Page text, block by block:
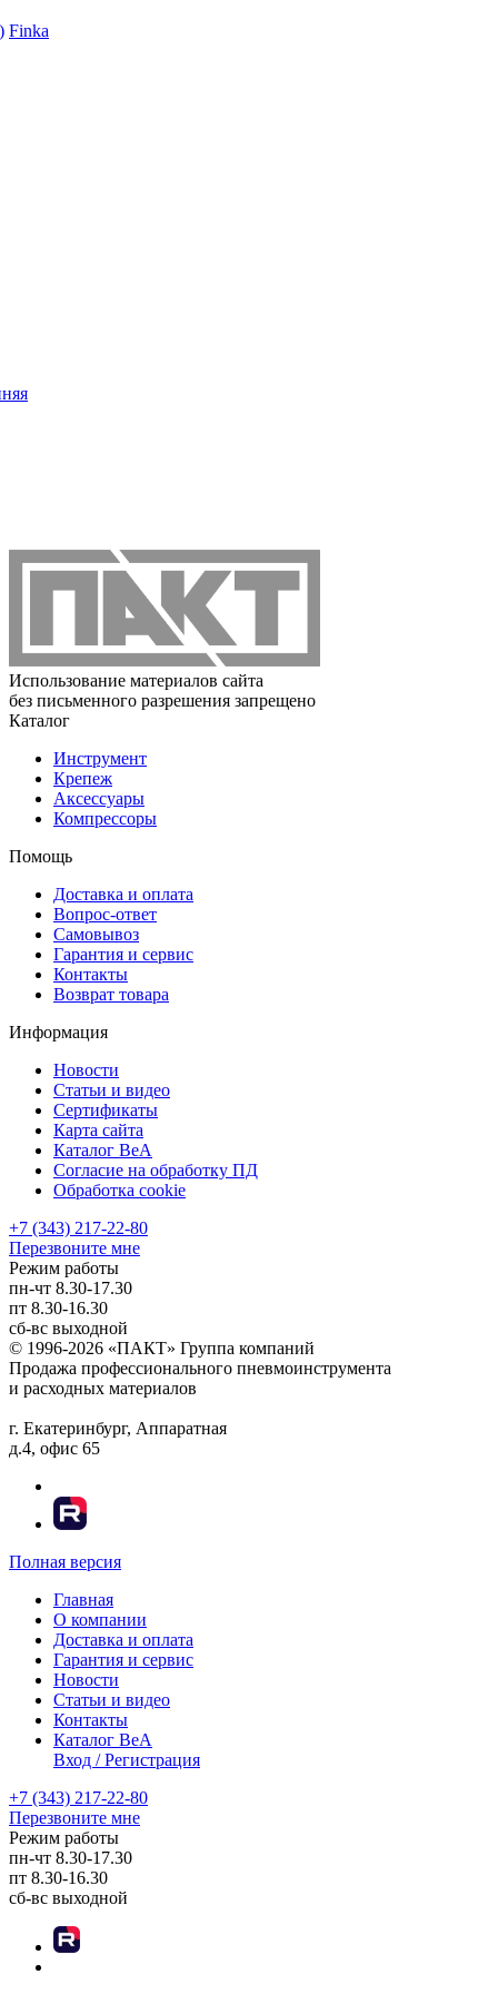
Finka
Использование материалов сайта
без письменного разрешения запрещено
Каталог
Инструмент
Крепеж
Аксессуары
Компрессоры
Помощь
Доставка и оплата
Вопрос-ответ
Самовывоз
Гарантия и сервис
Контакты
Возврат товара
Информация
Новости
Статьи и видео
Сертификаты
Карта сайта
Каталог BeA
Согласие на обработку ПД
Обработка cookie
+7 (343) 217-22-80
Перезвоните мне
Режим работы
пн-чт 8.30-17.30
пт 8.30-16.30
сб-вс выходной
© 1996-2026 «ПАКТ» Группа компаний
Продажа профессионального пневмоинструмента
и расходных материалов
г. Екатеринбург, Аппаратная
д.4, офис 65
Полная версия
Главная
О компании
Доставка и оплата
Гарантия и сервис
Новости
Статьи и видео
Контакты
Каталог BeA
Вход / Регистрация
+7 (343) 217-22-80
Перезвоните мне
Режим работы
пн-чт 8.30-17.30
пт 8.30-16.30
сб-вс выходной